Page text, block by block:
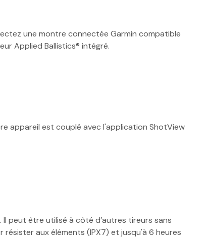
une montre connectée Garmin compatible
Applied Ballistics® intégré.
appareil est couplé avec l'application ShotView
peut être utilisé à côté d’autres tireurs sans
aux éléments (IPX7) et jusqu'à 6 heures